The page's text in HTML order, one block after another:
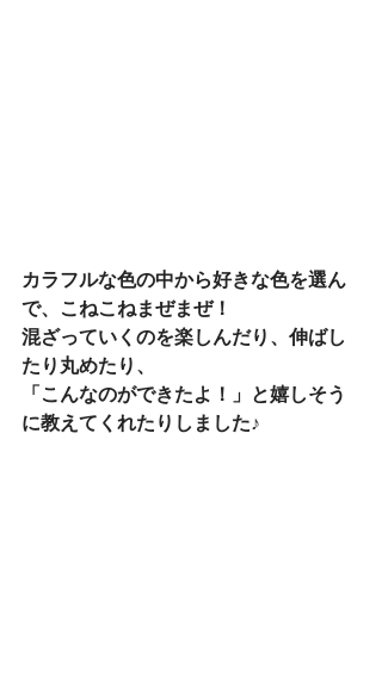
カラフルな色の中から好きな色を選ん
で、こねこねまぜまぜ！
混ざっていくのを楽しんだり、伸ばし
たり丸めたり、
「こんなのができたよ！」と嬉しそう
に教えてくれたりしました♪